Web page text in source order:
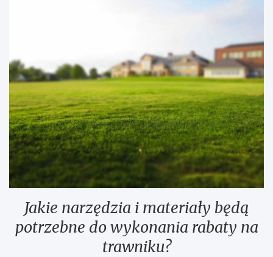
Jakie narzędzia i materiały będą
potrzebne do wykonania rabaty na
trawniku?